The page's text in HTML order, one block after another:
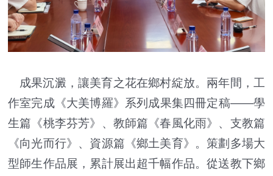
成果沉澱，讓美育之花在鄉村綻放。兩年間，工
作室完成《大美博羅》系列成果集四冊定稿——學
生篇《桃李芬芳》、教師篇《春風化雨》、支教篇
《向光而行》、資源篇《鄉土美育》。策劃多場大
型師生作品展，累計展出超千幅作品。從送教下鄉